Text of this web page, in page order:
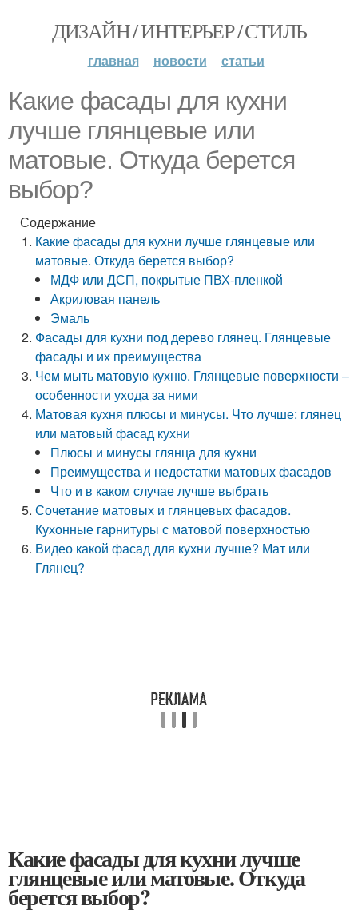
ДИЗАЙН / ИНТЕРЬЕР / СТИЛЬ
главная новости статьи
Какие фасады для кухни
лучше глянцевые или
матовые. Откуда берется
выбор?
Содержание
Какие фасады для кухни лучше глянцевые или
матовые. Откуда берется выбор?
МДФ или ДСП, покрытые ПВХ-пленкой
Акриловая панель
Эмаль
Фасады для кухни под дерево глянец. Глянцевые
фасады и их преимущества
Чем мыть матовую кухню. Глянцевые поверхности –
особенности ухода за ними
Матовая кухня плюсы и минусы. Что лучше: глянец
или матовый фасад кухни
Плюсы и минусы глянца для кухни
Преимущества и недостатки матовых фасадов
Что и в каком случае лучше выбрать
Сочетание матовых и глянцевых фасадов.
Кухонные гарнитуры с матовой поверхностью
Видео какой фасад для кухни лучше? Мат или
Глянец?
Какие фасады для кухни лучше
глянцевые или матовые. Откуда
берется выбор?